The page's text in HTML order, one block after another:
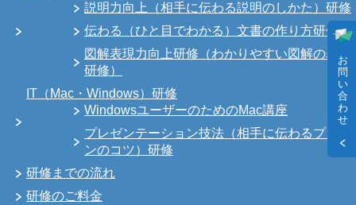
お
問
い
合
わ
せ
説明力向上（相手に伝わる説明のしかた）研修
伝わる（ひと目でわかる）文書の作り方研修
図解表現力向上研修（わかりやすい図解の表現
研修）
IT（Mac・Windows）研修
WindowsユーザーのためのMac講座
プレゼンテーション技法（相手に伝わるプレゼ
ンのコツ）研修
研修までの流れ
研修のご料金